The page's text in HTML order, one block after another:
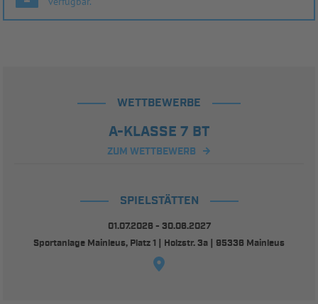
WETTBEWERBE
A-KLASSE 7 BT
ZUM WETTBEWERB
SPIELSTÄTTEN
01.07.2026 - 30.06.2027
Sportanlage Mainleus, Platz 1 | Holzstr. 3a | 95336 Mainleus